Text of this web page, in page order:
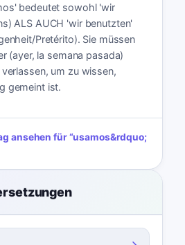
bedeutet sowohl 'wir
ALS AUCH 'wir benutzten'
Pretérito). Sie müssen
(ayer, la semana pasada)
um zu wissen,
gemeint ist.
ansehen für“usamos&rdquo;